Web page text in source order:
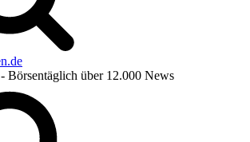
- Börsentäglich über 12.000 News